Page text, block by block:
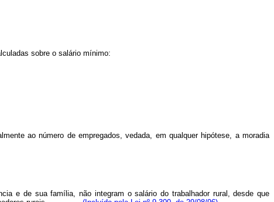
sobre o salário mínimo:
ao número de empregados, vedada, em qualquer hipótese, a moradia
e de sua família, não integram o salário do trabalhador rural, desde que